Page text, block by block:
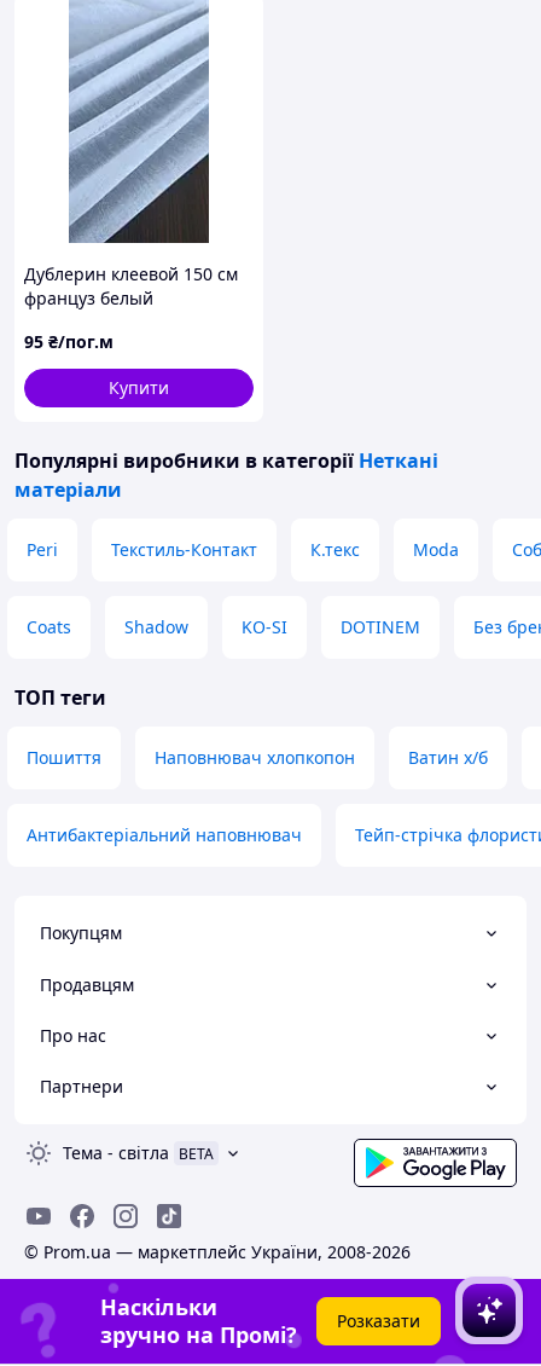
Дублерин клеевой 150 см
француз белый
95 ₴/пог.м
Купити
Популярні виробники в категорії Неткані
матеріали
Peri Текстиль-Контакт К.текс Moda
Coats Shadow KO-SI DOTINEM Без
ТОП теги
Пошиття Наповнювач хлопкопон Ватин х/б
Антибактеріальний наповнювач Тейп-стрічка
Покупцям
Продавцям
Про нас
Партнери
Тема - світла BETA
© Prom.ua — маркетплейс України, 2008-2026
Наскільки
зручно на Промі?
Розказати